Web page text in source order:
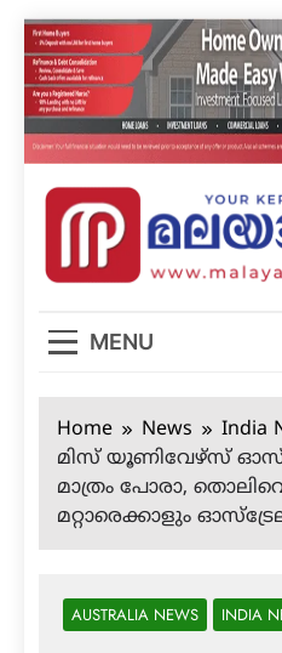
Skip
to
content
MENU
Home News
India
മിസ് യൂണിവേഴ്‌സ്
മാത്രം പോരാ,
മറ്റാരെക്കാളും
AUSTRALIA NEWS INDIA